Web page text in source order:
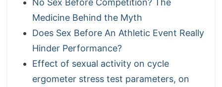
No Sex Before Competition? The
Medicine Behind the Myth
Does Sex Before An Athletic Event Really
Hinder Performance?
Effect of sexual activity on cycle
ergometer stress test parameters, on